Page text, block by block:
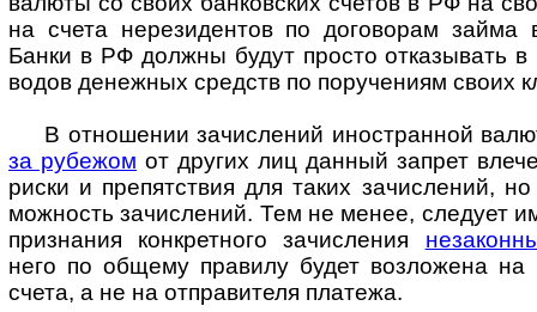
на счета нере­зи­дентов по дого­ворам займа
Банки в РФ должны будут просто отка­зывать
водов дене­жных средств по пору­чениям своих
В отношении зачислений иностранной
за рубежом от других лиц данный запрет
риски и препят­ствия для таких зачис­лений,
можность зачис­лений. Тем не менее, следует
при­зна­ния конк­ретного зачисления
него по общему правилу будет воз­ложена на
счета, а не на отпра­вителя платежа.